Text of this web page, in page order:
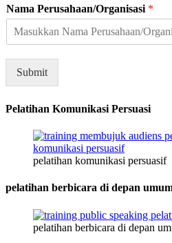
Nama Perusahaan/Organisasi *
Submit
Pelatihan Komunikasi Persuasi
pelatihan komunikasi persuasif
pelatihan berbicara di depan
pelatihan berbicara di depan